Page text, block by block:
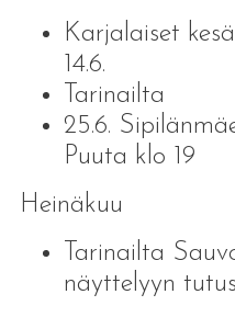
Karjalaiset
14.6.
Tarinailta
25.6.
Puuta klo 19
Heinäkuu
Tarinailta
näyttelyyn